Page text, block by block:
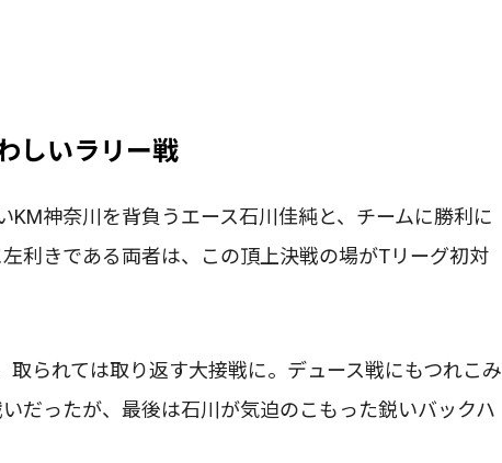
しいラリー戦
KM神奈川を背負うエース石川佳純と、チームに勝利に
利きである両者は、この頂上決戦の場がTリーグ初対
取られては取り返す大接戦に。デュース戦にもつれこみ
だったが、最後は石川が気迫のこもった鋭いバックハ